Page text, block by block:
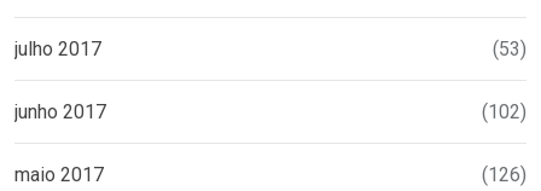
julho 2017 (53)
junho 2017 (102)
maio 2017 (126)